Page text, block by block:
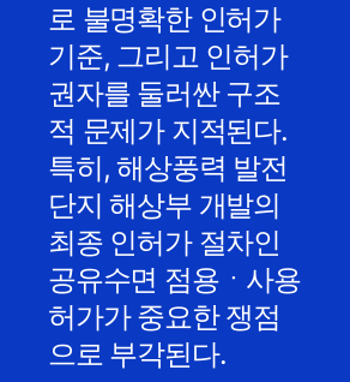
로 불명확한 인허가
기준, 그리고 인허가
권자를 둘러싼 구조
적 문제가 지적된다.
특히, 해상풍력 발전
단지 해상부 개발의
최종 인허가 절차인
공유수면 점용ㆍ사용
허가가 중요한 쟁점
으로 부각된다.